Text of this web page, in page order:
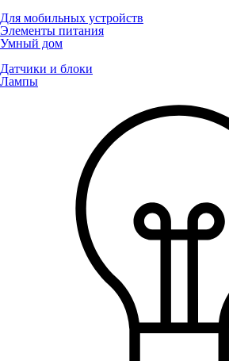
Для мобильных устройств
Элементы питания
Умный дом
Датчики и блоки
Лампы